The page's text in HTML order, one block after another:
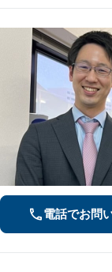
電話でお問